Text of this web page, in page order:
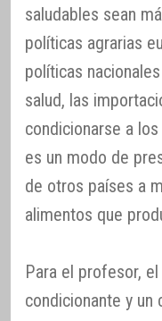
saludables sean
políticas agrarias
políticas
salud, las
condicionarse a
es un modo de
de otros países a
alimentos que
Para el profesor,
condicionante y un